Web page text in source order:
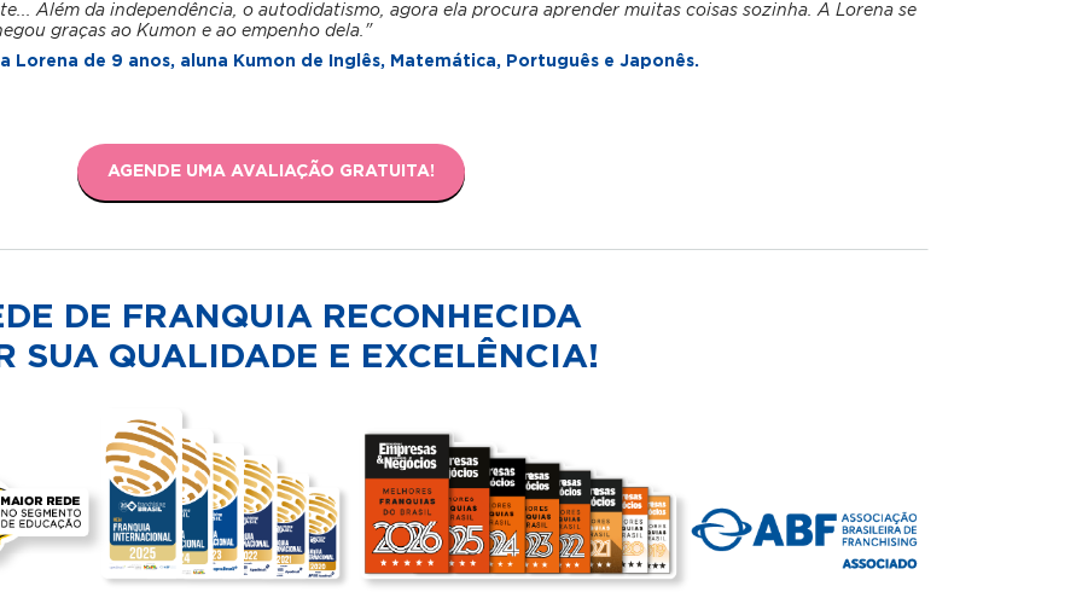
Além da independência, o autodidatismo, agora ela procura aprender muitas coisas sozinha. A Lorena se
graças ao Kumon e ao empenho dela."
Lorena de 9 anos, aluna Kumon de Inglês, Matemática, Português e Japonês.
AGENDE UMA AVALIAÇÃO GRATUITA!
DE FRANQUIA RECONHECIDA
SUA QUALIDADE E EXCELÊNCIA!